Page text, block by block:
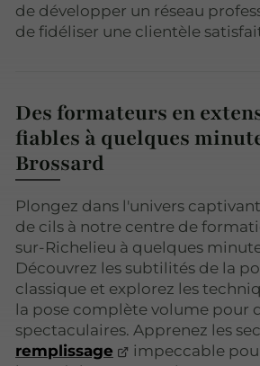
de développer un réseau
de fidéliser une clientèle
Des formateurs en
fiables à quelques
Brossard
Plongez dans l'univers
de cils à notre centre de
sur-Richelieu à quelques
Découvrez les subtilités de la
classique et explorez les
la pose complète volume pour
spectaculaires. Apprenez les
remplissage
impeccable